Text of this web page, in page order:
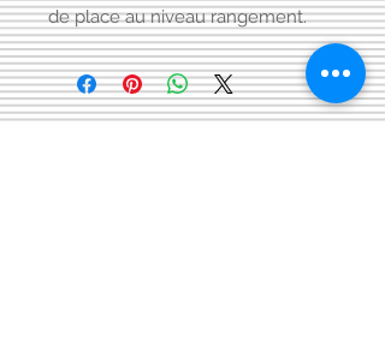
de place au niveau rangement.